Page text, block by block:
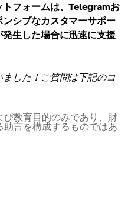
フォームは、Telegramお
シブなカスタマーサポー
発生した場合に迅速に支援
した！ご質問は下記のコ
び教育目的のみであり、財
言を構成するものではあ